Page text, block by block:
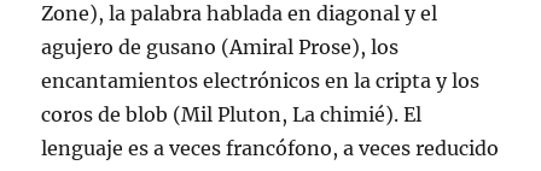
Zone), la palabra hablada en diagonal y el
agujero de gusano (Amiral Prose), los
encantamientos electrónicos en la cripta y los
coros de blob (Mil Pluton, La chimié). El
lenguaje es a veces francófono, a veces reducido